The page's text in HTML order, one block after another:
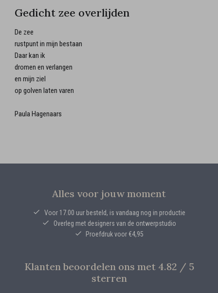
Gedicht zee overlijden
De zee
rustpunt in mijn bestaan
Daar kan ik
dromen en verlangen
en mijn ziel
op golven laten varen
Paula Hagenaars
Alles voor jouw moment
Voor 17.00 uur besteld, is vandaag nog in productie
Overleg met designers van de ontwerpstudio
Proefdruk voor €4,95
Klanten beoordelen ons met 4.82 / 5
sterren